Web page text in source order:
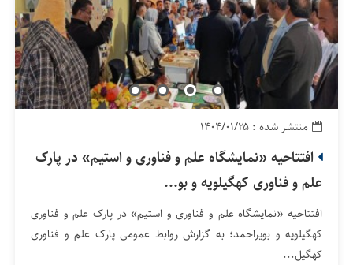
منتشر شده : ۱۴۰۴/۰۱/۲۵
افتتاحیه «نمایشگاه علم و فناوری و استیم» در پارک
علم و فناوری کهگیلویه و بو...
افتتاحیه «نمایشگاه علم و فناوری و استیم» در پارک علم و فناوری
کهگیلویه و بویراحمد؛ به گزارش روابط عمومی پارک علم و فناوری
کهگیل...